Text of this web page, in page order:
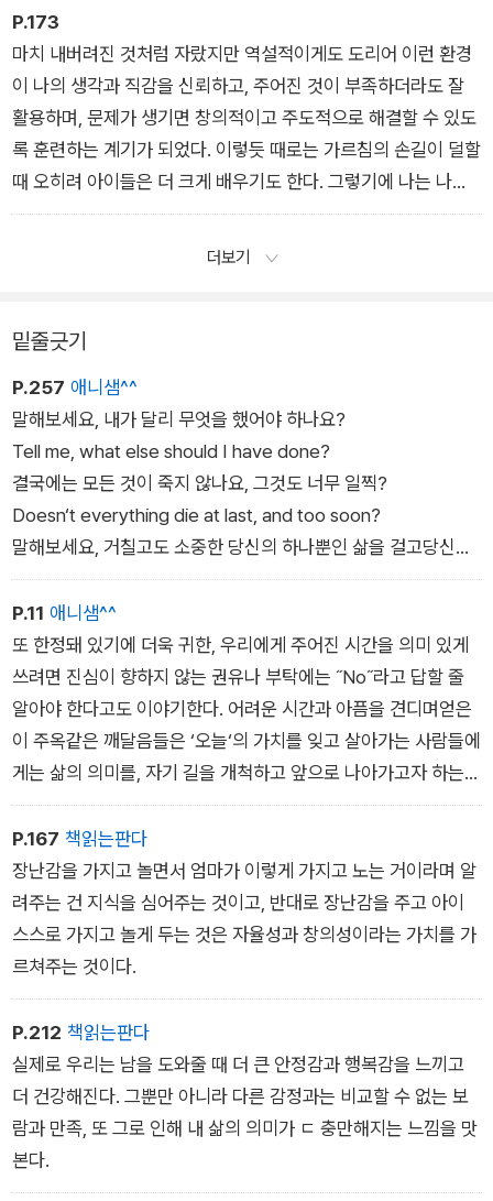
배우는 동시에, 또 어떻게 죽어가야 하는지도 배워야 하는 것 아
닐까.
- <병과 죽음 역시 삶의 일부라는 것> 중에서
P.173
마치 내버려진 것처럼 자랐지만 역설적이게도 도리어 이런 환경
이 나의 생각과 직감을 신뢰하고, 주어진 것이 부족하더라도 잘
활용하며, 문제가 생기면 창의적이고 주도적으로 해결할 수 있도
록 훈련하는 계기가 되었다. 이렇듯 때로는 가르침의 손길이 덜할
때 오히려 아이들은 더 크게 배우기도 한다. 그렇기에 나는 나의
어린 시절이 원망스럽지 않고 오히려 마냥 고맙기만 하다.
- <돈보다 더 가치 있는 유산> 중에서
더보기
밑줄긋기
P.257 애니샘^^
말해보세요, 내가 달리 무엇을 했어야 하나요?
Tell me, what else should I have done?
결국에는 모든 것이 죽지 않나요, 그것도 너무 일찍?
Doesn‘t everything die at last, and too soon?
말해보세요, 거칠고도 소중한 당신의 하나뿐인 삶을 걸고당신은
무엇을 하려고 하나요??
Tell me, what is it you plant to do with your one wild and
precious life?
-미국의 시인 메리 올리버의 시 「여름날 The Summer Day」 중
에서
P.11 애니샘^^
또 한정돼 있기에 더욱 귀한, 우리에게 주어진 시간을 의미 있게
쓰려면 진심이 향하지 않는 권유나 부탁에는 ˝No˝라고 답할 줄
알아야 한다고도 이야기한다. 어려운 시간과 아픔을 견디며얻은
이 주옥같은 깨달음들은 ‘오늘‘의 가치를 잊고 살아가는 사람들에
게는 삶의 의미를, 자기 길을 개척하고 앞으로 나아가고자 하는
젊은 세대들에게는 꿈과 용기를심어줄 것이다.
P.167 책읽는판다
장난감을 가지고 놀면서 엄마가 이렇게 가지고 노는 거이라며 알
려주는 건 지식을 심어주는 것이고, 반대로 장난감을 주고 아이
스스로 가지고 놀게 두는 것은 자율성과 창의성이라는 가치를 가
르쳐주는 것이다.
P.212 책읽는판다
실제로 우리는 남을 도와줄 때 더 큰 안정감과 행복감을 느끼고
더 건강해진다. 그뿐만 아니라 다른 감정과는 비교할 수 없는 보
람과 만족, 또 그로 인해 내 삶의 의미가 ㄷ 충만해지는 느낌을 맛
본다.